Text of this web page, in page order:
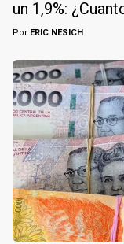
un 1,9%:
Por ERIC NESICH